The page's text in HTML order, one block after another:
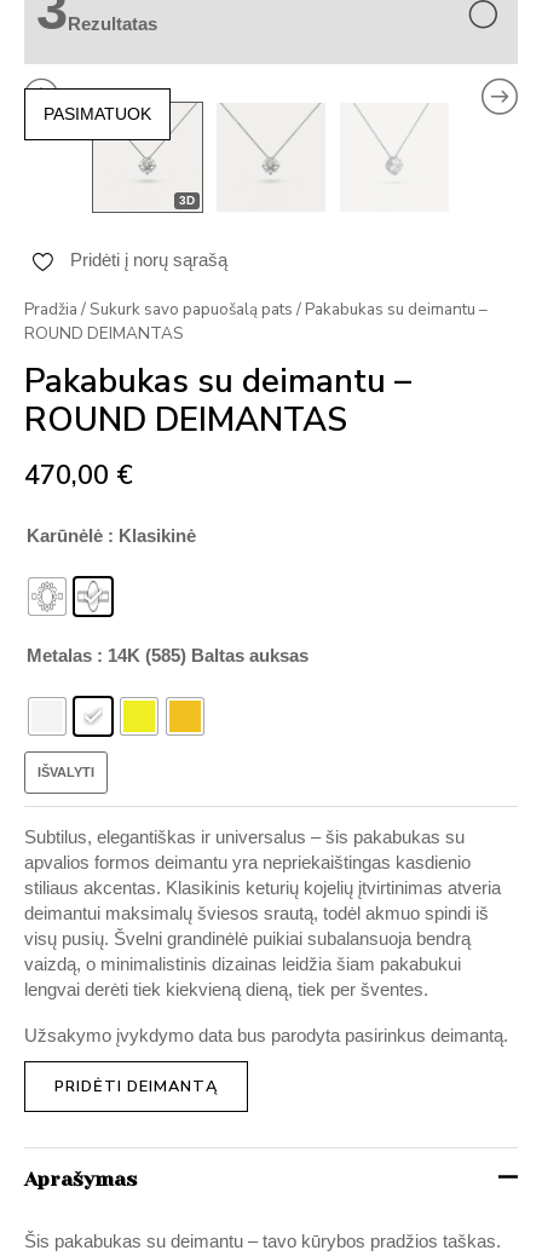
Rezultatas
3D
PASIMATUOK
Pridėti į norų sąrašą
Pradžia /Sukurk savo papuošalą pats / Pakabukas su deimantu –
ROUND DEIMANTAS
Pakabukas su deimantu –
ROUND DEIMANTAS
470,00 €
Karūnėlė : Klasikinė
Metalas : 14K (585) Baltas auksas
IŠVALYTI
Subtilus, elegantiškas ir universalus – šis pakabukas su
apvalios formos deimantu yra nepriekaištingas kasdienio
stiliaus akcentas. Klasikinis keturių kojelių įtvirtinimas atveria
deimantui maksimalų šviesos srautą, todėl akmuo spindi iš
visų pusių. Švelni grandinėlė puikiai subalansuoja bendrą
vaizdą, o minimalistinis dizainas leidžia šiam pakabukui
lengvai derėti tiek kiekvieną dieną, tiek per šventes.
Užsakymo įvykdymo data bus parodyta pasirinkus deimantą.
PRIDĖTI DEIMANTĄ
Aprašymas
Šis pakabukas su deimantu – tavo kūrybos pradžios taškas.